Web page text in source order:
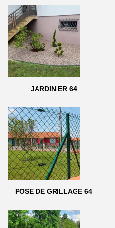
JARDINIER 64
POSE DE GRILLAGE 64